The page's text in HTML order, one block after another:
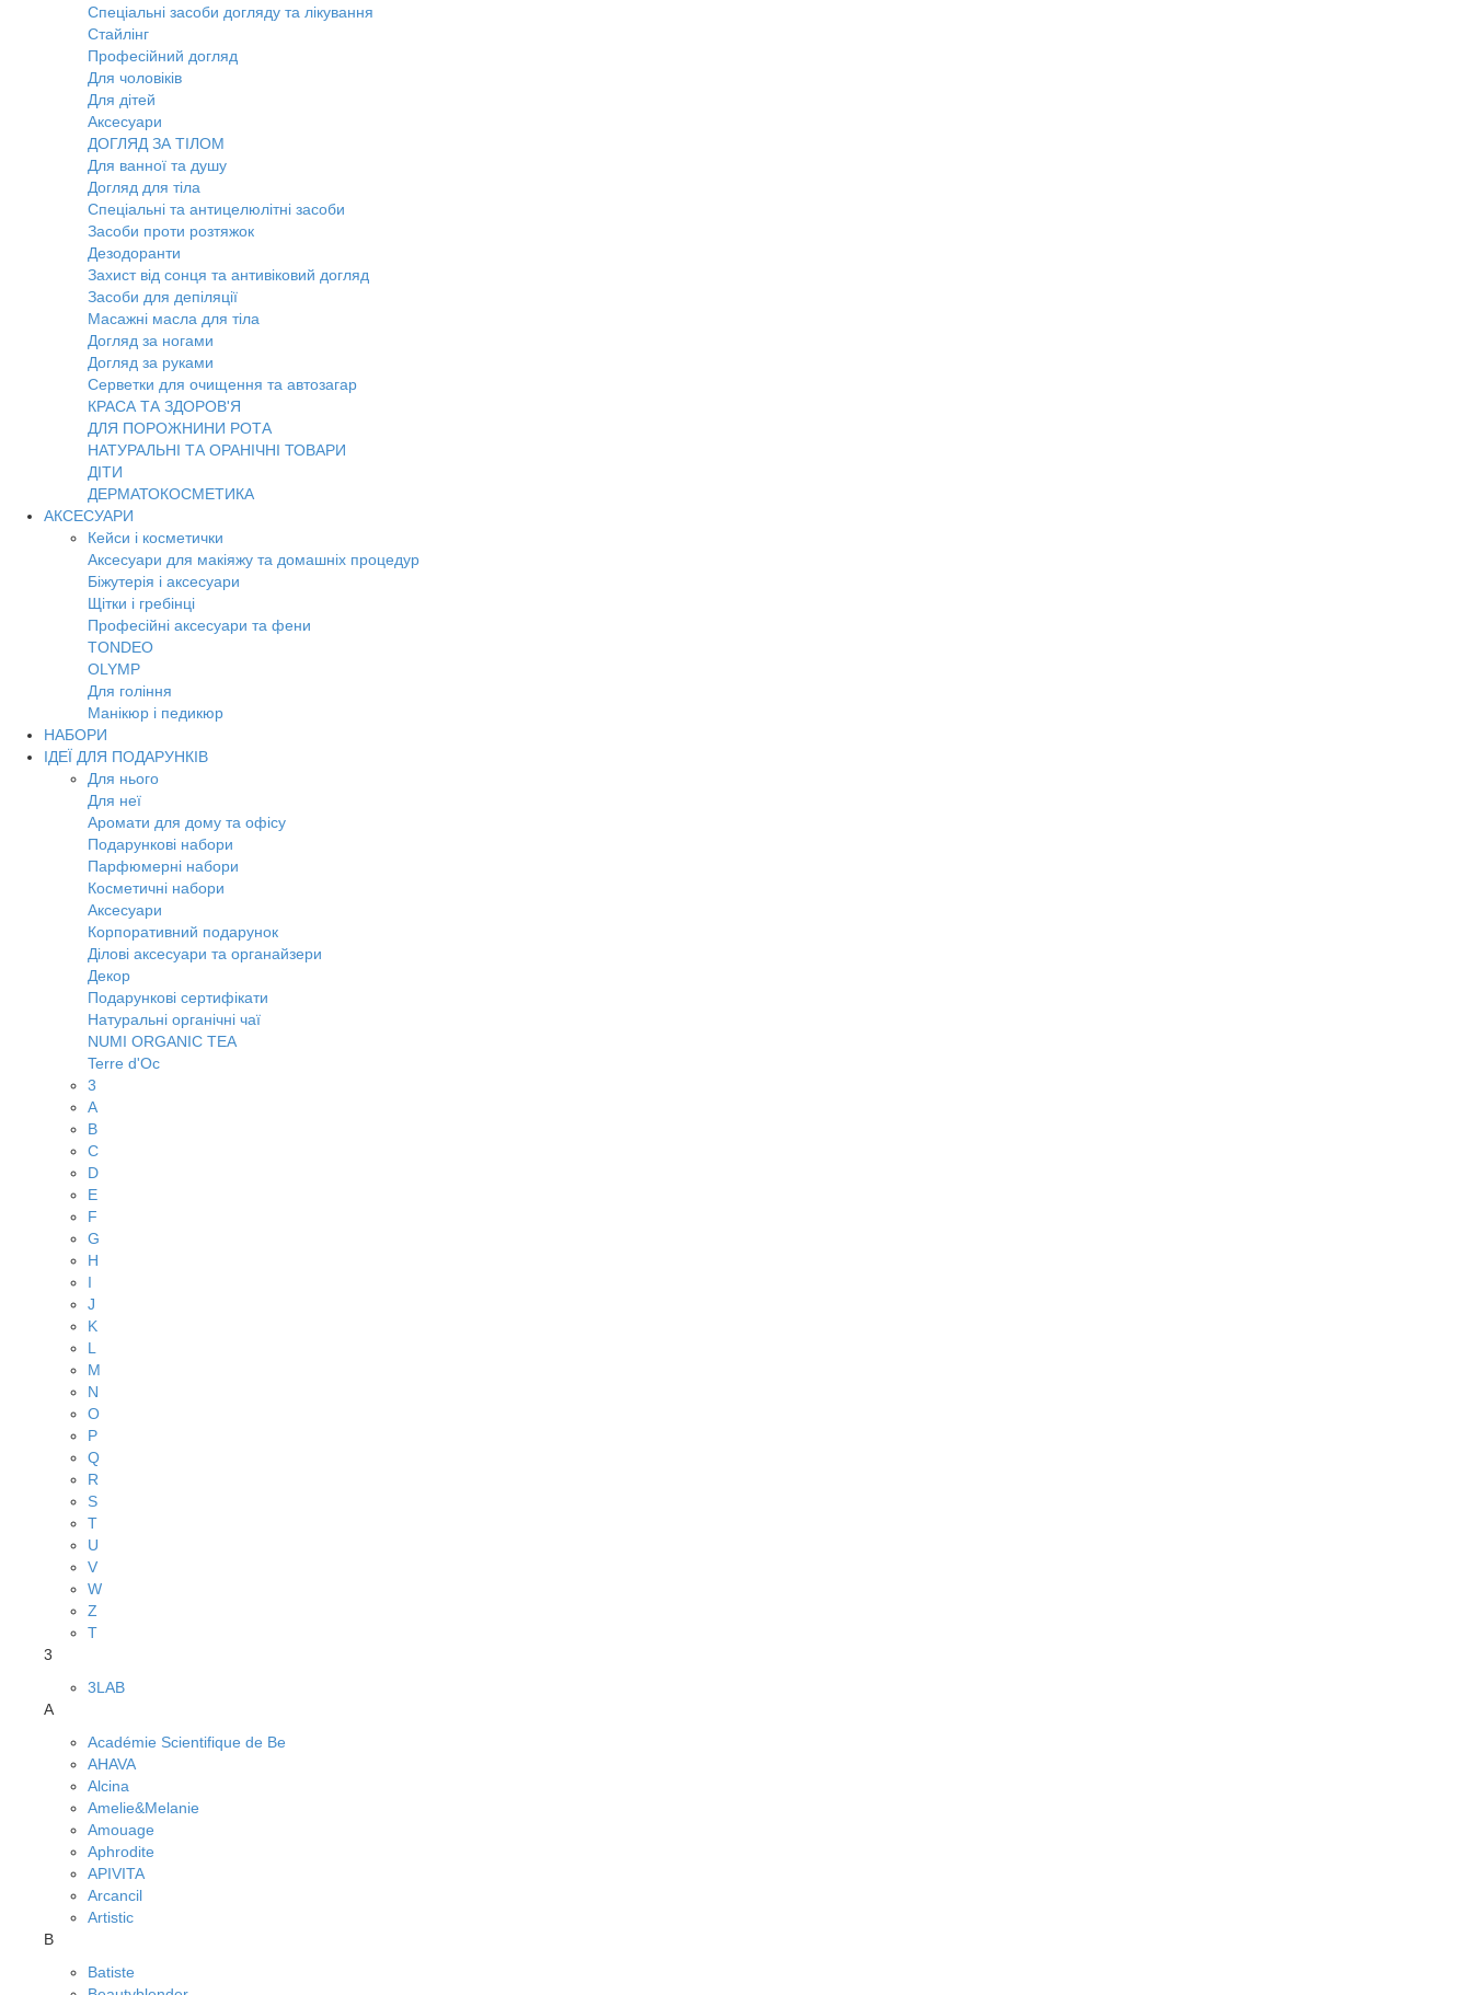
Спеціальні засоби догляду та лікування
Стайлінг
Професійний догляд
Для чоловіків
Для дітей
Аксесуари
ДОГЛЯД ЗА ТІЛОМ
Для ванної та душу
Догляд для тіла
Спеціальні та антицелюлітні засоби
Засоби проти розтяжок
Дезодоранти
Захист від сонця та антивіковий догляд
Засоби для депіляції
Масажні масла для тіла
Догляд за ногами
Догляд за руками
Серветки для очищення та автозагар
КРАСА ТА ЗДОРОВ'Я
ДЛЯ ПОРОЖНИНИ РОТА
НАТУРАЛЬНІ ТА ОРАНІЧНІ ТОВАРИ
ДІТИ
ДЕРМАТОКОСМЕТИКА
АКСЕСУАРИ
Кейси і косметички
Аксесуари для макіяжу та домашніх процедур
Біжутерія і аксесуари
Щітки і гребінці
Професійні аксесуари та фени
TONDEO
OLYMP
Для гоління
Манікюр і педикюр
НАБОРИ
ІДЕЇ ДЛЯ ПОДАРУНКІВ
Для нього
Для неї
Аромати для дому та офісу
Подарункові набори
Парфюмерні набори
Косметичні набори
Аксесуари
Корпоративний подарунок
Ділові аксесуари та органайзери
Декор
Подарункові сертифікати
Натуральні органічні чаї
NUMI ORGANIC TEA
Terre d'Oc
3
A
B
C
D
E
F
G
H
I
J
K
L
M
N
O
P
Q
R
S
T
U
V
W
Z
Т
3
3LAB
A
Académie Scientifique de Be
AHAVA
Alcina
Amelie&Melanie
Amouage
Aphrodite
APIVITA
Arcancil
Artistic
B
Batiste